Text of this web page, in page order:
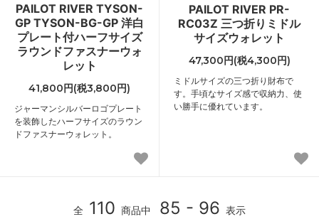
PAILOT RIVER TYSON-
GP TYSON-BG-GP 洋白
プレート付ハーフサイズ
ラウンドファスナーウォ
レット
41,800円(税3,800円)
ジャーマンシルバーロゴプレート
を装飾したハーフサイズのラウン
ドファスナーウォレット。
PAILOT RIVER PR-
RC03Z 三つ折りミドル
サイズウォレット
47,300円(税4,300円)
ミドルサイズの三つ折り財布で
す。手頃なサイズ感で収納力、使
い勝手に優れています。
全 110 商品中 85 - 96 表示